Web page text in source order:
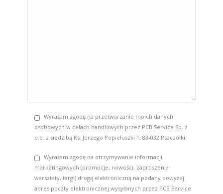
Wyrażam zgodę na przetwarzanie moich danych
osobowych w celach handlowych przez PCB Service Sp. z
o.o. z siedzibą Ks. Jerzego Popiełuszki 1, 83-032 Pszczółki.
Wyrażam zgodę na otrzymywanie informacji
marketingowych (promocje, nowości, zaproszenia
warsztaty, targi) drogą elektroniczną na podany powyżej
adres poczty elektronicznej wysyłanych przez PCB Service